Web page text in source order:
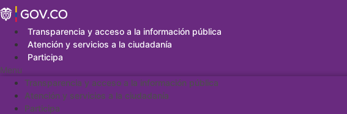
Saltar
al
contenidoTransparencia y acceso a la información pública
Atención y servicios a la ciudadanía
Participa
Menu
Transparencia y acceso a la información pública
Atención y servicios a la ciudadanía
Participa